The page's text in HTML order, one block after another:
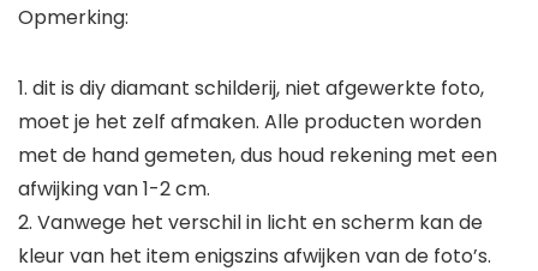
Opmerking:
1. dit is diy diamant schilderij, niet afgewerkte foto,
moet je het zelf afmaken. Alle producten worden
met de hand gemeten, dus houd rekening met een
afwijking van 1-2 cm.
2. Vanwege het verschil in licht en scherm kan de
kleur van het item enigszins afwijken van de foto’s.